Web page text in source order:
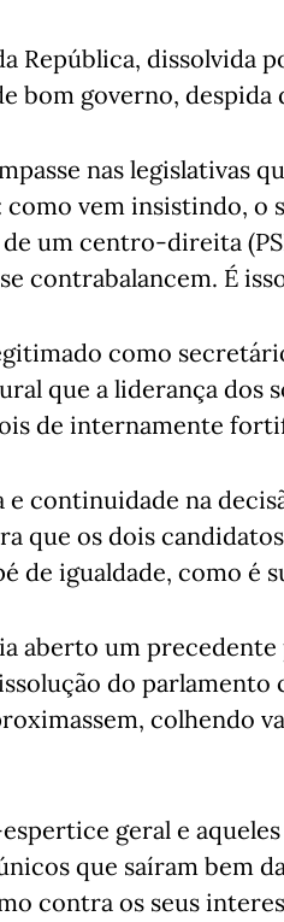
República, dissolvida
bom governo, despida
nas legislativas
vem insistindo, o
um centro-direita
contrabalancem. É
como
que a liderança dos
de internamente
continuidade na
que os dois
de igualdade, como é
aberto um
do parlamento
colhendo
geral e
que saíram bem
contra os seus